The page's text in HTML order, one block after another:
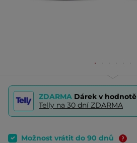
ZDARMA Dárek v hodnotě
Telly na 30 dní ZDARMA
Možnost vrátit do 90 dnů